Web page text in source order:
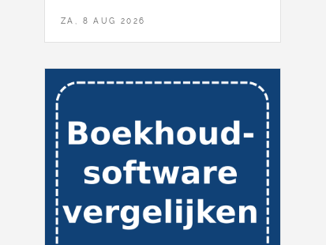
ZA, 8 AUG 2026